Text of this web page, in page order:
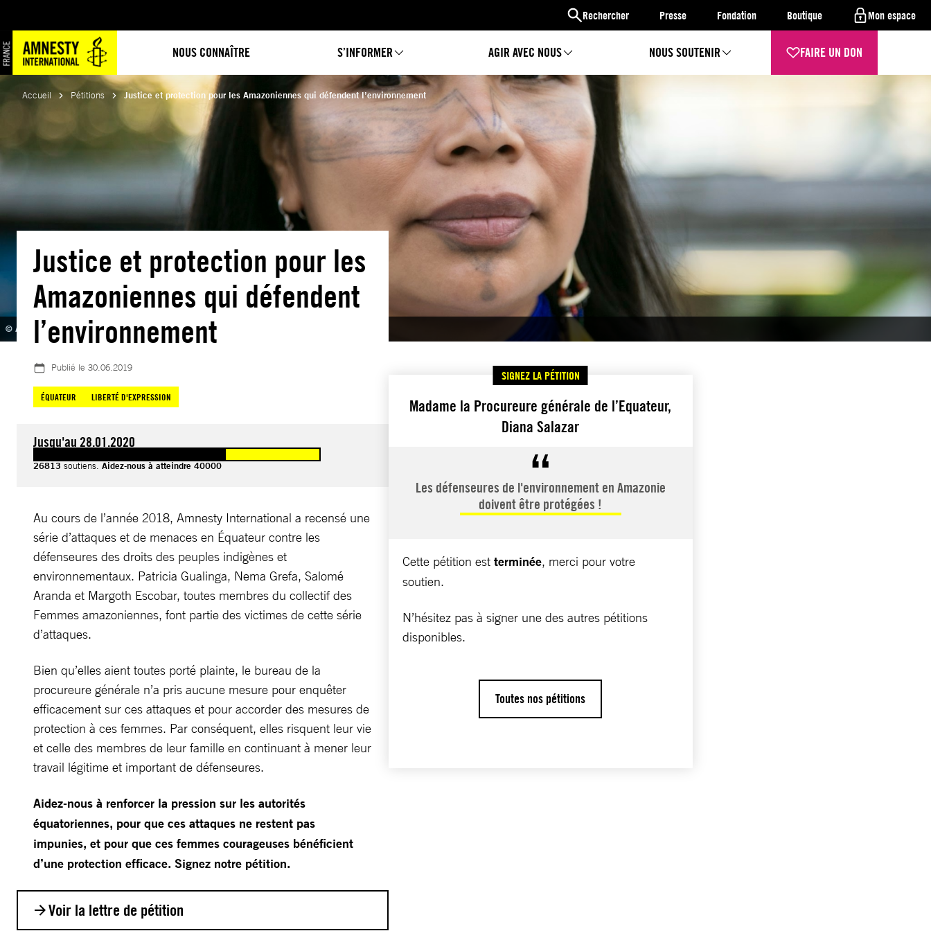
Rechercher Presse Fondation Boutique Mon espace
NOUS CONNAÎTRE S’INFORMER AGIR AVEC NOUS NOUS SOUTENIR FAIRE UN DON
au
contenu
© Amazon Watch/Caroline Bennett
Accueil Pétitions Justice et protection pour les Amazoniennes qui défendent l’environnement
Justice et protection pour les
Amazoniennes qui défendent
l’environnement
Publié le 30.06.2019
ÉQUATEUR LIBERTÉ D'EXPRESSION
Jusqu'au 28.01.2020
26813 soutiens. Aidez-nous à atteindre 40000
Au cours de l’année 2018, Amnesty International a recensé une
série d’attaques et de menaces en Équateur contre les
défenseures des droits des peuples indigènes et
environnementaux. Patricia Gualinga, Nema Grefa, Salomé
Aranda et Margoth Escobar, toutes membres du collectif des
Femmes amazoniennes, font partie des victimes de cette série
d’attaques.
Bien qu’elles aient toutes porté plainte, le bureau de la
procureure générale n’a pris aucune mesure pour enquêter
efficacement sur ces attaques et pour accorder des mesures de
protection à ces femmes. Par conséquent, elles risquent leur vie
et celle des membres de leur famille en continuant à mener leur
travail légitime et important de défenseures.
Aidez-nous à renforcer la pression sur les autorités
équatoriennes, pour que ces attaques ne restent pas
impunies, et pour que ces femmes courageuses bénéficient
d’une protection efficace. Signez notre pétition.
Voir la lettre de pétition
SIGNEZ LA PÉTITION
Madame la Procureure générale de l’Equateur,
Diana Salazar
Les défenseures de l'environnement en Amazonie
doivent être protégées !
Cette pétition est terminée, merci pour votre
soutien.
N’hésitez pas à signer une des autres pétitions
disponibles.
Toutes nos pétitions